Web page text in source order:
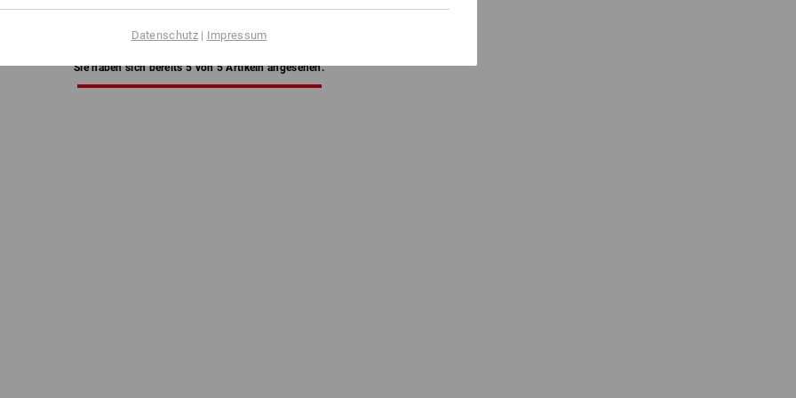
Sie haben sich bereits 5 von 5 Artikeln angesehen.
Datenschutz| Impressum